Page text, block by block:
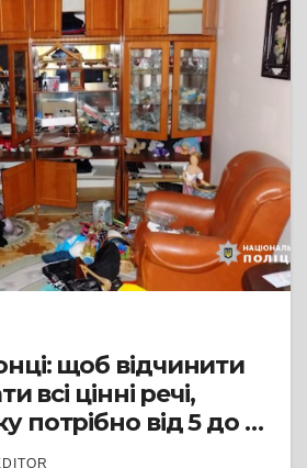
щоб відчинити
всі цінні речі,
потрібно від 5 до 10